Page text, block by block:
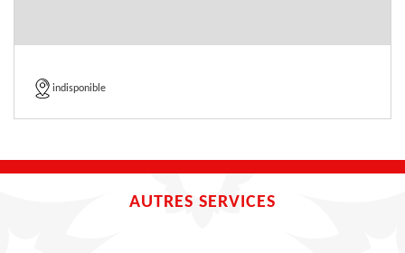
indisponible
AUTRES SERVICES